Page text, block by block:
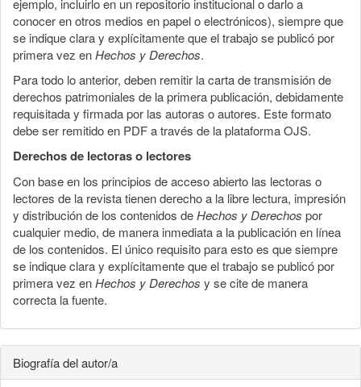
ejemplo, incluirlo en un repositorio institucional o darlo a
conocer en otros medios en papel o electrónicos), siempre que
se indique clara y explícitamente que el trabajo se publicó por
primera vez enHechos y Derechos.
Para todo lo anterior, deben remitir la carta de transmisión de
derechos patrimoniales de la primera publicación, debidamente
requisitada y firmada por las autoras o autores. Este formato
debe ser remitido en PDF a través de la plataforma OJS.
Derechos de lectoras o lectores
Con base en los principios de acceso abierto las lectoras o
lectores de la revista tienen derecho a la libre lectura, impresión
y distribución de los contenidos deHechos y Derechos por
cualquier medio, de manera inmediata a la publicación en línea
de los contenidos. El único requisito para esto es que siempre
se indique clara y explícitamente que el trabajo se publicó por
primera vez enHechos y Derechos y se cite de manera
correcta la fuente.
Biografía del autor/a